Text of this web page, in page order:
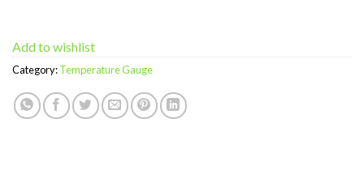
Add to wishlist
Category:Temperature Gauge